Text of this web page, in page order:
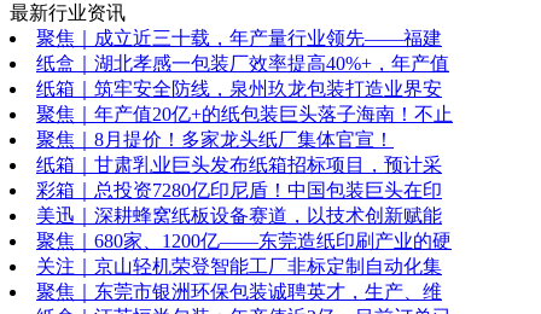
最新行业资讯
聚焦｜成立近三十载，年产量行业领先——福建
纸盒｜湖北孝感一包装厂效率提高40%+，年产值
纸箱｜筑牢安全防线，泉州玖龙包装打造业界安
聚焦｜年产值20亿+的纸包装巨头落子海南！不止
聚焦｜8月提价！多家龙头纸厂集体官宣！
纸箱｜甘肃乳业巨头发布纸箱招标项目，预计采
彩箱｜总投资7280亿印尼盾！中国包装巨头在印
美迅｜深耕蜂窝纸板设备赛道，以技术创新赋能
聚焦｜680家、1200亿——东莞造纸印刷产业的硬
关注｜京山轻机荣登智能工厂非标定制自动化集
聚焦｜东莞市银洲环保包装诚聘英才，生产、维